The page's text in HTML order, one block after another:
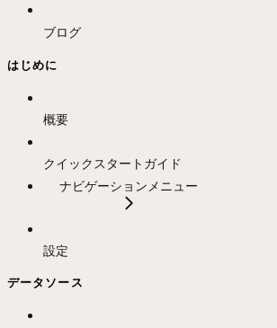
ブログ
はじめに
概要
クイックスタートガイド
ナビゲーションメニュー
設定
データソース